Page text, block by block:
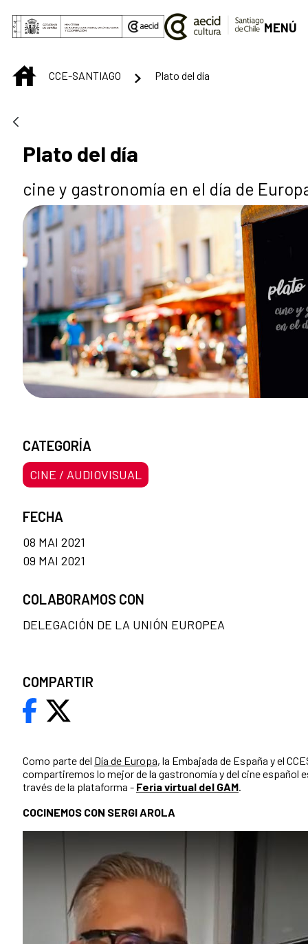
Saut au contenu principal
MENÚ
INICIOCCE-SANTIAGO Plato del día
Plato del día
cine y gastronomía en el día de
Como parte del Día de Europa, la Embajada de España y el
compartiremos lo mejor de la gastronomía y del cine español
través de la plataforma - Feria virtual del GAM.
COCINEMOS CON SERGI AROLA
CATEGORÍA
CINE / AUDIOVISUAL
FECHA
08 MAI 2021
09 MAI 2021
COLABORAMOS CON
DELEGACIÓN DE LA UNIÓN EUROPEA
COMPARTIR